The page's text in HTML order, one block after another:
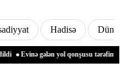
Hadisə Dünya
Evinə gələn yol qonşusu tərəfindən